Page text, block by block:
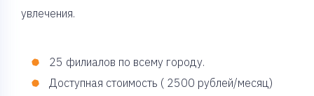
увлечения.
25 филиалов по всему городу.
Доступная стоимость ( 2500 рублей/месяц)